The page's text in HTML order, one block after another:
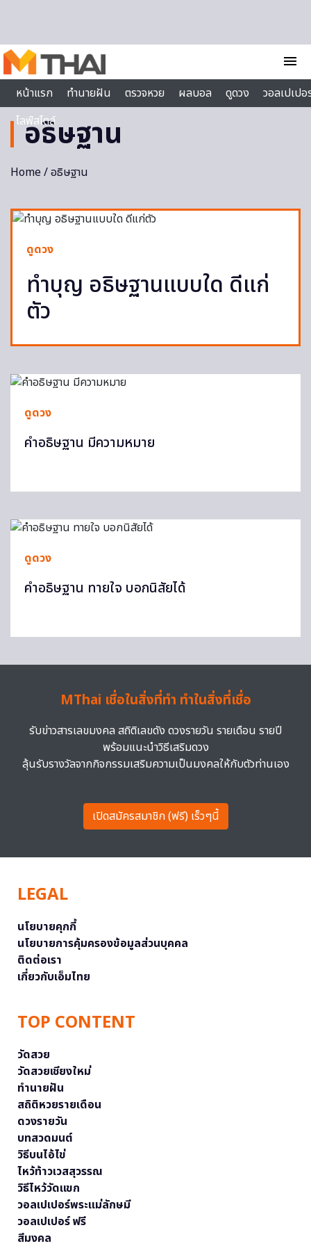
menu
หน้าแรก
ทำนายฝัน ตรวจหวย ผลบอล ดูดวง
วอลเปเป
ไลฟ์สไตล์
อธิษฐาน
Home/ อธิษฐาน
ดูดวง
ทำบุญ อธิษฐานแบบใด ดีแก่
ตัว
ดูดวง
คำอธิษฐาน มีความหมาย
ดูดวง
คำอธิษฐาน ทายใจ บอกนิสัยได้
MThai เชื่อในสิ่งที่ทำ ทำในสิ่งที่เชื่อ
รับข่าวสารเลขมงคล สถิติเลขดัง ดวงรายวัน รายเดือน รายปี
พร้อมแนะนำวิธีเสริมดวง
ลุ้นรับรางวัลจากกิจกรรมเสริมความเป็นมงคลให้กับตัวท่านเอง
เปิดสมัครสมาชิก (ฟรี) เร็วๆนี้
LEGAL
นโยบายคุกกี้
นโยบายการคุ้มครองข้อมูลส่วนบุคคล
ติดต่อเรา
เกี่ยวกับเอ็มไทย
TOP CONTENT
วัดสวย
วัดสวยเชียงใหม่
ทำนายฝัน
สถิติหวยรายเดือน
ดวงรายวัน
บทสวดมนต์
วิธีบนไอ้ไข่
ไหว้ท้าวเวสสุวรรณ
วิธีไหว้วัดแขก
วอลเปเปอร์พระแม่ลักษมี
วอลเปเปอร์ ฟรี
สีมงคล